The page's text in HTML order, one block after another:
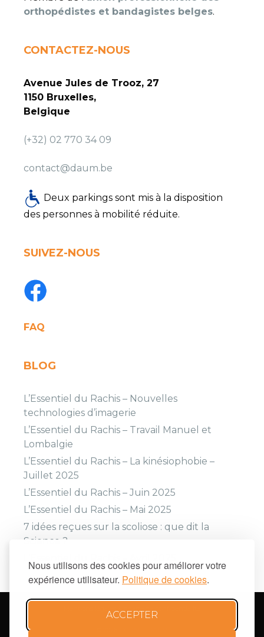
Nous utilisons des cookies pour améliorer votre
expérience utilisateur. Politique de cookies.
ACCEPTER
orthopédistes et bandagistes belges.
CONTACTEZ-NOUS
Avenue Jules de Trooz, 27
1150 Bruxelles,
Belgique
(+32) 02 770 34 09
contact@daum.be
Deux parkings sont mis à la disposition
des personnes à mobilité réduite.
SUIVEZ-NOUS
FAQ
BLOG
L’Essentiel du Rachis – Nouvelles
technologies d’imagerie
L’Essentiel du Rachis – Travail Manuel et
Lombalgie
L’Essentiel du Rachis – La kinésiophobie –
Juillet 2025
L’Essentiel du Rachis – Juin 2025
L’Essentiel du Rachis – Mai 2025
7 idées reçues sur la scoliose : que dit la
Science ?